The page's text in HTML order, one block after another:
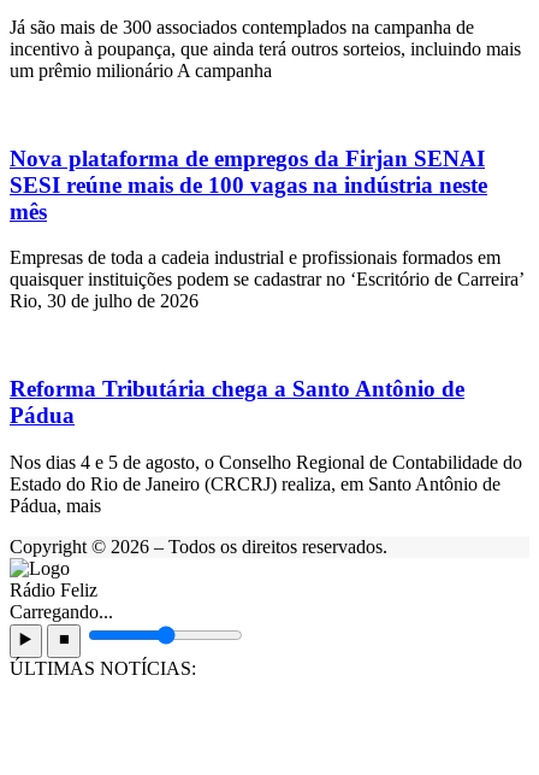
Já são mais de 300 associados contemplados na campanha de
incentivo à poupança, que ainda terá outros sorteios, incluindo mais
um prêmio milionário A campanha
Nova plataforma de empregos da Firjan SENAI
SESI reúne mais de 100 vagas na indústria neste
mês
Empresas de toda a cadeia industrial e profissionais formados em
quaisquer instituições podem se cadastrar no ‘Escritório de Carreira’
Rio, 30 de julho de 2026
Reforma Tributária chega a Santo Antônio de
Pádua
Nos dias 4 e 5 de agosto, o Conselho Regional de Contabilidade do
Estado do Rio de Janeiro (CRCRJ) realiza, em Santo Antônio de
Pádua, mais
Copyright © 2026 – Todos os direitos reservados.
Rádio Feliz
Carregando...
▶️ ⏹️
ÚLTIMAS NOTÍCIAS: